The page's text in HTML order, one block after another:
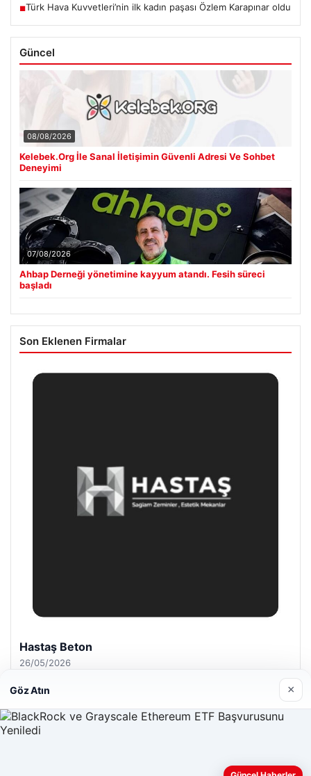
■Türk Hava Kuvvetleri’nin ilk kadın paşası Özlem Karapınar oldu
Güncel
08/08/2026
Kelebek.Org İle Sanal İletişimin Güvenli Adresi Ve Sohbet
Deneyimi
07/08/2026
Ahbap Derneği yönetimine kayyum atandı. Fesih süreci
başladı
Son Eklenen Firmalar
Hastaş Beton
26/05/2026
Göz Atın ×